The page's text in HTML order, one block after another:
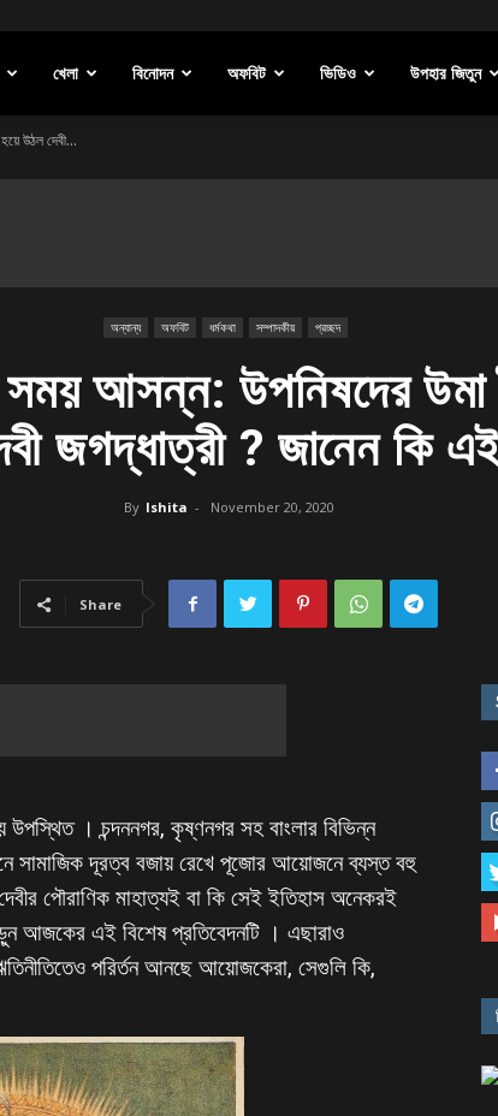
খেলা বিনোদন অফবিট ভিডিও উপহার জিতুন
উঠল দেবী...
অন্যান্য অফবিট ধর্মকথা সম্পাদকীয় প্রচ্ছদ
আসন্ন: উপনিষদের উমা
জগদ্ধাত্রী ? জানেন কি
By Ishita - November 20, 2020
Share
। চন্দননগর, কৃষ্ণনগর সহ বাংলার বিভিন্ন
সামাজিক দূরত্ব বজায় রেখে পূজোর আয়োজনে ব্যস্ত বহু
পৌরাণিক মাহাত্যই বা কি সেই ইতিহাস অনেকরই
আজকের এই বিশেষ প্রতিবেদনটি । এছারাও
পরির্তন আনছে আয়োজকেরা, সেগুলি কি,